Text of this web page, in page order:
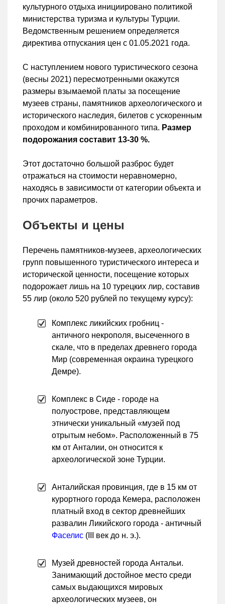
культурного отдыха инициировано политикой
министерства туризма и культуры Турции.
Ведомственным решением определяется
директива отпускания цен с 01.05.2021 года.
С наступлением нового туристического сезона
(весны 2021) пересмотренными окажутся
размеры взымаемой платы за посещение
музеев страны, памятников археологического и
исторического наследия, билетов с ускоренным
проходом и комбинированного типа. Размер
подорожания составит 13-30 %.
Этот достаточно большой разброс будет
отражаться на стоимости неравномерно,
находясь в зависимости от категории объекта и
прочих параметров.
Объекты и цены
Перечень памятников-музеев, археологических
групп повышенного туристического интереса и
исторической ценности, посещение которых
подорожает лишь на 10 турецких лир, составив
55 лир (около 520 рублей по текущему курсу):
Комплекс ликийских гробниц -
античного некрополя, высеченного в
скале, что в пределах древнего города
Мир (современная окраина турецкого
Демре).
Комплекс в Сиде - городе на
полуострове, представляющем
этнически уникальный «музей под
отрытым небом». Расположенный в 75
км от Анталии, он относится к
археологической зоне Турции.
Анталийская провинция, где в 15 км от
курортного города Кемера, расположен
платный вход в сектор древнейших
развалин Ликийского города - античный
Фаселис (III век до н. э.).
Музей древностей города Антальи.
Занимающий достойное место среди
самых выдающихся мировых
археологических музеев, он